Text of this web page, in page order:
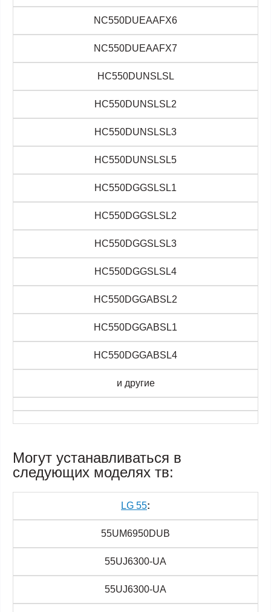
NC550DUEAAFX6
NC550DUEAAFX7
HC550DUNSLSL
HC550DUNSLSL2
HC550DUNSLSL3
HC550DUNSLSL5
HC550DGGSLSL1
HC550DGGSLSL2
HC550DGGSLSL3
HC550DGGSLSL4
HC550DGGABSL2
HC550DGGABSL1
HC550DGGABSL4
и другие
Могут устанавливаться в
следующих моделях тв:
LG 55:
55UM6950DUB
55UJ6300-UA
55UJ6300-UA